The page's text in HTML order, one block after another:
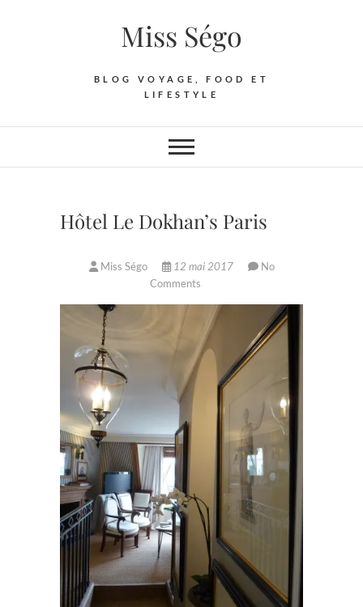
Miss Ségo
BLOG VOYAGE, FOOD ET
LIFESTYLE
Hôtel Le Dokhan’s Paris
Miss Ségo 12 mai 2017
No
Comments